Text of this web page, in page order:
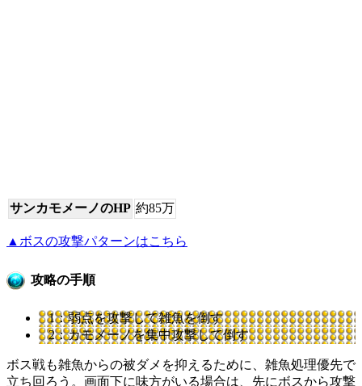
サンカモメーノのHP 約85万
▲ボスの攻撃パターンはこちら
攻略の手順
1：弱点を攻撃して雑魚を倒す
2：カモメーノを集中攻撃して倒す
ボス戦も雑魚からの被ダメを抑えるために、雑魚処理優先で
立ち回ろう。画面下に味方がいる場合は、先にボスから攻撃